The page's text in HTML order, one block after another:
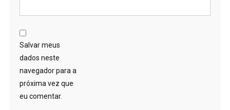
Salvar meus
dados neste
navegador para a
próxima vez que
eu comentar.